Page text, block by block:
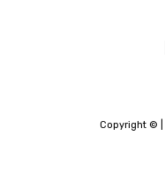
Copyright © |